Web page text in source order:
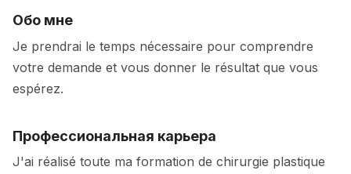
Обо мне
Je prendrai le temps nécessaire pour comprendre
votre demande et vous donner le résultat que vous
espérez.
Профессиональная карьера
J'ai réalisé toute ma formation de chirurgie plastique